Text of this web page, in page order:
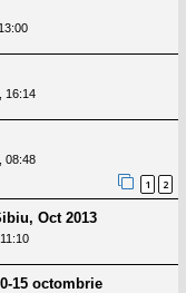
16:14
08:48
1 2
Oct 2013
15 octombrie